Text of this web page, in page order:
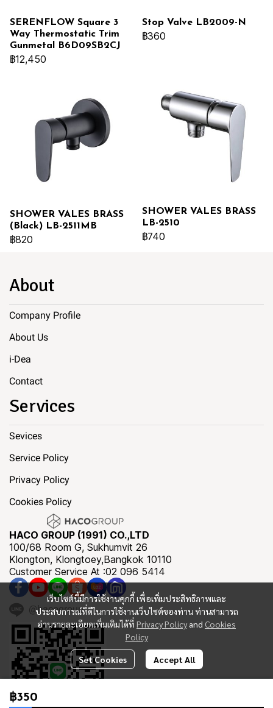
SERENFLOW Square 3
Way Thermostatic Trim
Gunmetal B6D09SB2CJ
฿12,450
Stop Valve LB2009-N
฿360
SHOWER VALES BRASS
(Black) LB-2511MB
฿820
SHOWER VALES BRASS
LB-2510
฿740
฿350
เว็บไซต์นี้มีการใช้งานคุกกี้ เพื่อเพิ่มประสิทธิภาพและ
ประสบการณ์ที่ดีในการใช้งานเว็บไซต์ของท่าน ท่านสามารถ
อ่านรายละเอียดเพิ่มเติมได้ที่ Privacy Policy and Cookies
Policy
Set Cookies Accept All
About
Company Profile
About Us
i-Dea
Contact
Services
Sevices
Service Policy
Privacy Policy
Cookies Policy
HACO GROUP (1991) CO.,LTD
100/68 Room G, Sukhumvit 26
Klongton, Klongtoey,Bangkok 10110
Customer Service At :02 096 5414
@hacogroup